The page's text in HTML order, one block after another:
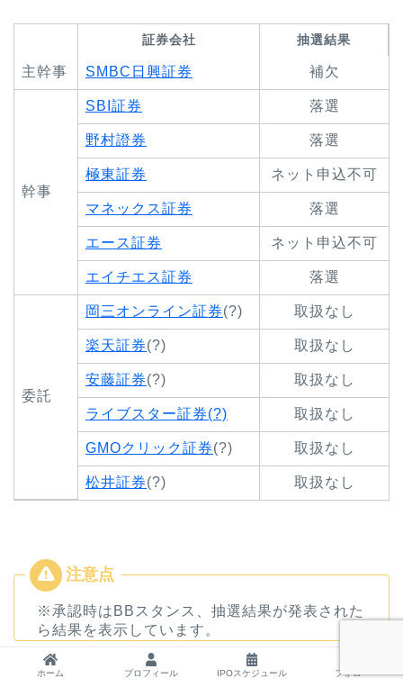
証券会社 抽選結果
主幹事 SMBC日興証券 補欠
幹事
SBI証券 落選
野村證券 落選
極東証券 ネット申込不可
マネックス証券 落選
エース証券 ネット申込不可
エイチエス証券 落選
委託
岡三オンライン証券(?) 取扱なし
楽天証券(?) 取扱なし
安藤証券(?) 取扱なし
ライブスター証券(?) 取扱なし
GMOクリック証券(?) 取扱なし
松井証券(?) 取扱なし
※承認時はBBスタンス、抽選結果が発表された
ら結果を表示しています。
ホーム プロフィール IPOスケジュール フォロー